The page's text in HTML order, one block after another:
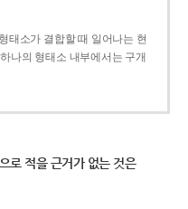
태소가 결합할 때 일어나는 현
나의 형태소 내부에서는 구개
으로 적을 근거가 없는 것은